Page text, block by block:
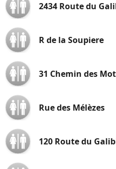
2434 Route du
R de la Soupiere
31 Chemin des
Rue des Mélèzes
120 Route du